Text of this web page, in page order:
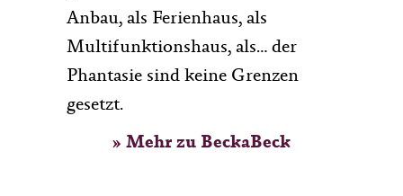
Anbau, als Ferienhaus, als
Multifunktionshaus, als… der
Phantasie sind keine Grenzen
gesetzt.
» Mehr zu BeckaBeck